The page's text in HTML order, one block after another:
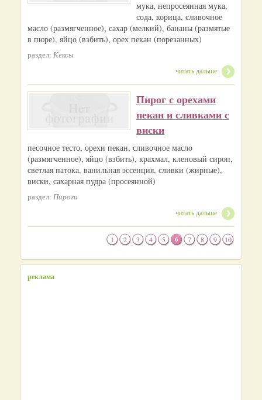
мука, непросеянная мука,
сода, корица, сливочное
масло (размягченное), сахар (мелкий), бананы (размятые
в пюре), яйцо (взбить), орех пекан (порезанных)
раздел: Кексы
читать дальше
Пирог с орехами
пекан и сливками с
виски
песочное тесто, орехи пекан, сливочное масло
(размягченное), яйцо (взбить), крахмал, кленовый сироп,
светлая патока, ванильная эссенция, сливки (жирные),
виски, сахарная пудра (просеянной)
раздел: Пироги
читать дальше
1 2 3 4 5 6 7 8 9 10
реклама